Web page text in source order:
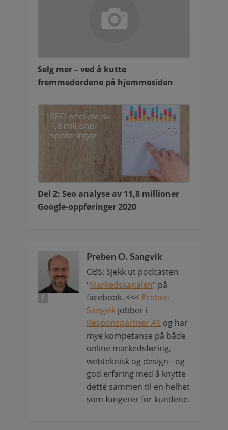
Selg mer – ved å kutte
fremmedordene på hjemmesiden
Del 2: Seo analyse av 11,8 millioner
Google-oppføringer 2020
Preben O. Sangvik
OBS: Sjekk ut podcasten
"Markedskanalen" på
facebook. <<< Preben
Sangvik jobber i
Responspartner AS og har
mye kompetanse på både
online markedsføring,
webteknisk og design - og
god erfaring med å knytte
dette sammen til en helhet
som fungerer for kundene.